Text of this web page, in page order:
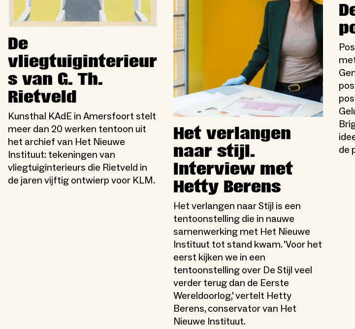
De
vliegtuiginterieur
s van G. Th.
Rietveld
Kunsthal KAdE in Amersfoort stelt
meer dan 20 werken tentoon uit
het archief van Het Nieuwe
Instituut: tekeningen van
vliegtuiginterieurs die Rietveld in
de jaren vijftig ontwierp voor KLM.
Het verlangen
naar stijl.
Interview met
Hetty Berens
Het verlangen naar Stijl is een
tentoonstelling die in nauwe
samenwerking met Het Nieuwe
Instituut tot stand kwam. 'Voor het
eerst kijken we in een
tentoonstelling over De Stijl veel
verder terug dan de Eerste
Wereldoorlog,' vertelt Hetty
Berens, conservator van Het
Nieuwe Instituut.
de